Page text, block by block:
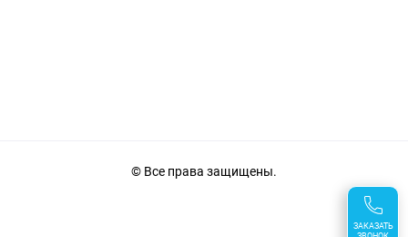
ЗАКАЗАТЬ
© Все права защищены.